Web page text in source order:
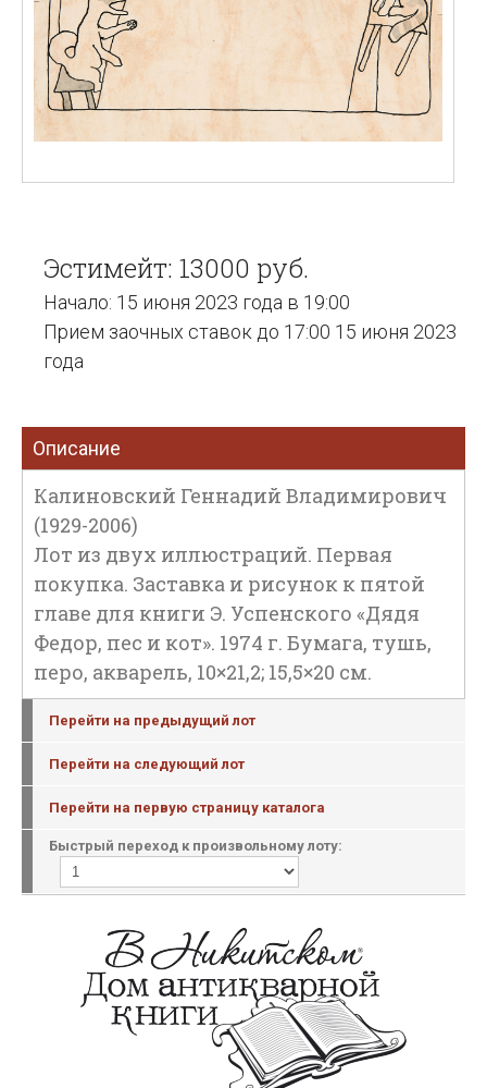
Эстимейт: 13000 руб.
Начало: 15 июня 2023 года в 19:00
Прием заочных ставок до 17:00 15 июня 2023
года
Описание
Калиновский Геннадий Владимирович
(1929-2006)
Лот из двух иллюстраций. Первая
покупка. Заставка и рисунок к пятой
главе для книги Э. Успенского «Дядя
Федор, пес и кот». 1974 г. Бумага, тушь,
перо, акварель, 10×21,2; 15,5×20 см.
Перейти на предыдущий лот
Перейти на следующий лот
Перейти на первую страницу каталога
Быстрый переход к произвольному лоту: